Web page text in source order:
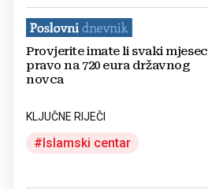
Provjerite imate li svaki mjesec
pravo na 720 eura državnog
novca
KLJUČNE RIJEČI
Islamski centar